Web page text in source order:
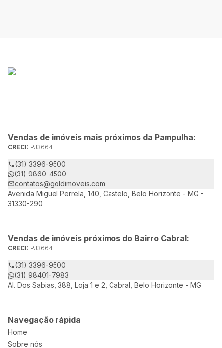
Vendas de imóveis mais próximos da Pampulha:
CRECI: PJ3664
(31) 3396-9500
(31) 9860-4500
contatos@goldimoveis.com
Avenida Miguel Perrela, 140, Castelo, Belo Horizonte - MG -
31330-290
Vendas de imóveis próximos do Bairro Cabral:
CRECI: PJ3664
(31) 3396-9500
(31) 98401-7983
Al. Dos Sabias, 388, Loja 1 e 2, Cabral, Belo Horizonte - MG
Navegação rápida
Home
Sobre nós